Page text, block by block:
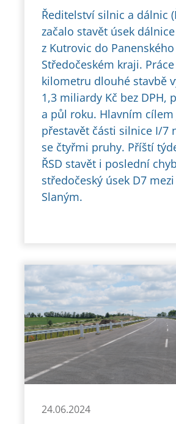
Ředitelství silnic a dálnic
začalo stavět úsek
z Kutrovic do
Středočeském kraji.
kilometru dlouhé stavbě
1,3 miliardy Kč bez DPH,
a půl roku. Hlavním cílem
přestavět části silnice I/7
se čtyřmi pruhy. Příští
ŘSD stavět i poslední
středočeský úsek D7
Slaným.
24.06.2024